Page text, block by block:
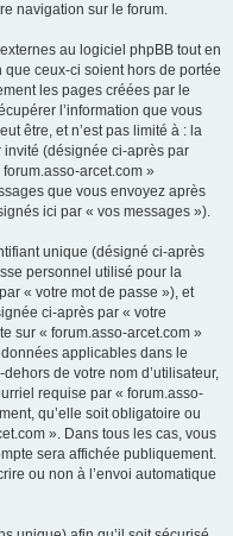
navigation sur le forum.
au logiciel phpBB tout en
ceux-ci soient hors de portée
les pages créées par le
l’information que vous
être, et n’est pas limité à : la
invité (désignée ci-après par
arcet.com »
que vous envoyez après
ici par « vos messages »).
unique (désigné ci-après
personnel utilisé pour la
« votre mot de passe »), et
ci-après par « votre
sur « forum.asso-arcet.com »
applicables dans le
de votre nom d’utilisateur,
requise par « forum.asso-
qu’elle soit obligatoire ou
». Dans tous les cas, vous
sera affichée publiquement.
ou non à l’envoi automatique